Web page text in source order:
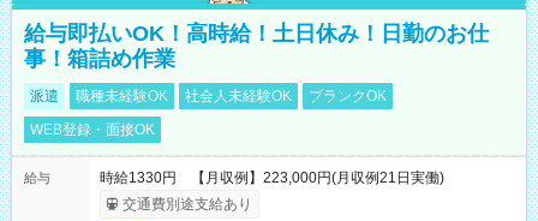
給与即払いOK！高時給！土日休み！日勤のお仕
事！箱詰め作業
派遣 職種未経験OK 社会人未経験OK
ブランクOK
WEB登録・面接OK
給与
時給1330円 【月収例】223,000円(月収例21日実働)
交通費別途支給あり